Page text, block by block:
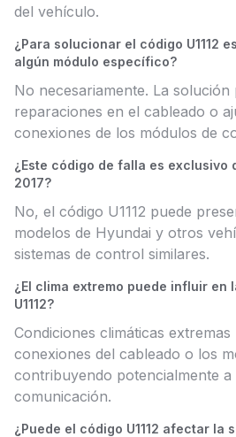
del vehículo.
¿Para solucionar el código U1112
algún módulo específico?
No necesariamente. La
reparaciones en el cableado o
conexiones de los módulos de
¿Este código de falla es exclusivo
2017?
No, el código U1112 puede
modelos de Hyundai y otros
sistemas de control similares.
¿El clima extremo puede influir en
U1112?
Condiciones climáticas
conexiones del cableado o los
contribuyendo potencialmente a
comunicación.
¿Puede el código U1112 afectar la